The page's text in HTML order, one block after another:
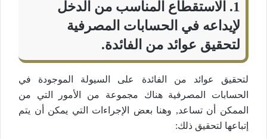
1. الاستقطاع المناسب من الدخل
لإيداعه في الحسابات المصرفية
لتحقيق عوائد من الفائدة.
لتحقيق عوائد من الفائدة على السيولة الموجودة في
الحسابات المصرفية هناك مجموعة من الأمور التي من
الممكن أن تساعد, وهنا بعض الإجراءات التي يمكن أن يتم
إتباعها لتحقيق ذلك: